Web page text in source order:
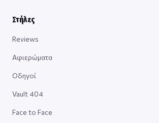
Στήλες
Reviews
Αφιερώματα
Οδηγοί
Vault 404
Face to Face